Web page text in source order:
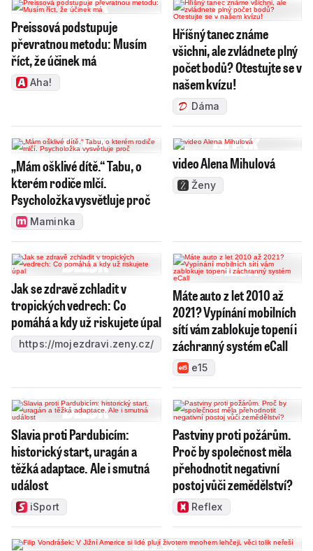
Preissová podstupuje
převratnou metodu: Musím
říct, že účinek má
Aha!
Hříšný tanec známe
všichni, ale zvládnete plný
počet bodů? Otestujte se v
našem kvízu!
Dáma
„Mám ošklivé dítě.“ Tabu, o
kterém rodiče mlčí.
Psycholožka vysvětluje proč
Maminka
video Alena Mihulová
Ženy
Jak se zdravě zchladit v
tropických vedrech: Co
pomáhá a kdy už riskujete úpal
https://mojezdravi.zeny.cz/
Máte auto z let 2010 až
2021? Vypínání mobilních
sítí vám zablokuje topení i
záchranný systém eCall
e15
Slavia proti Pardubicím:
historický start, uragán a
těžká adaptace. Ale i smutná
událost
iSport
Pastviny proti požárům.
Proč by společnost měla
přehodnotit negativní
postoj vůči zemědělství?
Reflex